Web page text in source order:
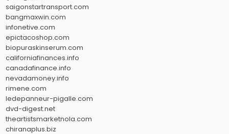
saigonstartransport.com
bangmaxwin.com
infonetive.com
epictacoshop.com
biopuraskinserum.com
californiafinances.info
canadafinance.info
nevadamoney.info
rimene.com
ledepanneur-pigalle.com
dvd-digest.net
theartistsmarketnola.com
chiranaplus.biz